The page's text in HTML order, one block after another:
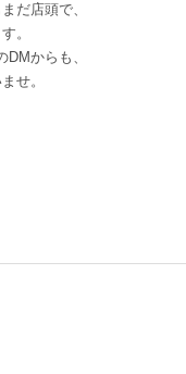
だ店頭で、
。
からも、
せ。